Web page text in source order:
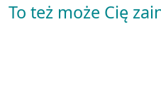
To też może Cię